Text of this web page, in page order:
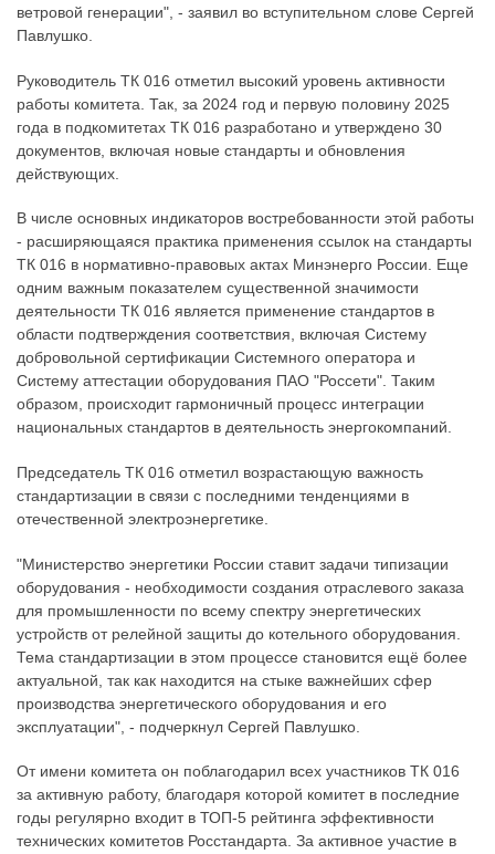
ветровой генерации", - заявил во вступительном слове Сергей
Павлушко.
Руководитель ТК 016 отметил высокий уровень активности
работы комитета. Так, за 2024 год и первую половину 2025
года в подкомитетах ТК 016 разработано и утверждено 30
документов, включая новые стандарты и обновления
действующих.
В числе основных индикаторов востребованности этой работы
- расширяющаяся практика применения ссылок на стандарты
ТК 016 в нормативно-правовых актах Минэнерго России. Еще
одним важным показателем существенной значимости
деятельности ТК 016 является применение стандартов в
области подтверждения соответствия, включая Систему
добровольной сертификации Системного оператора и
Систему аттестации оборудования ПАО "Россети". Таким
образом, происходит гармоничный процесс интеграции
национальных стандартов в деятельность энергокомпаний.
Председатель ТК 016 отметил возрастающую важность
стандартизации в связи с последними тенденциями в
отечественной электроэнергетике.
"Министерство энергетики России ставит задачи типизации
оборудования - необходимости создания отраслевого заказа
для промышленности по всему спектру энергетических
устройств от релейной защиты до котельного оборудования.
Тема стандартизации в этом процессе становится ещё более
актуальной, так как находится на стыке важнейших сфер
производства энергетического оборудования и его
эксплуатации", - подчеркнул Сергей Павлушко.
От имени комитета он поблагодарил всех участников ТК 016
за активную работу, благодаря которой комитет в последние
годы регулярно входит в ТОП-5 рейтинга эффективности
технических комитетов Росстандарта. За активное участие в